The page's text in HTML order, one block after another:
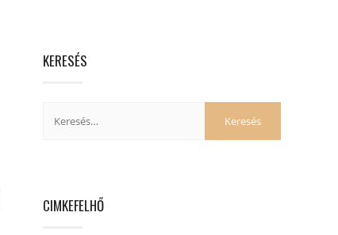
KERESÉS
CIMKEFELHŐ